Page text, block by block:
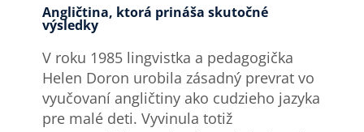
Angličtina, ktorá prináša skutočné
výsledky
V roku 1985 lingvistka a pedagogička
Helen Doron urobila zásadný prevrat vo
vyučovaní angličtiny ako cudzieho jazyka
pre malé deti. Vyvinula totiž